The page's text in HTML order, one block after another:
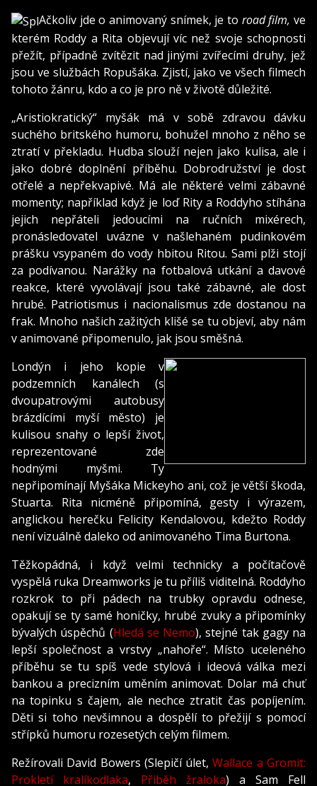
Ačkoliv jde o animovaný snímek, je to road film, ve
kterém Roddy a Rita objevují víc než svoje schopnosti
přežít, případně zvítězit nad jinými zvířecími druhy, jež
jsou ve službách Ropušáka. Zjistí, jako ve všech filmech
tohoto žánru, kdo a co je pro ně v životě důležité.
„Aristiokratický“ myšák má v sobě zdravou dávku
suchého britského humoru, bohužel mnoho z něho se
ztratí v překladu. Hudba slouží nejen jako kulisa, ale i
jako dobré doplnění příběhu. Dobrodružství je dost
otřelé a nepřekvapivé. Má ale některé velmi zábavné
momenty; například když je loď Rity a Roddyho stíhána
jejich nepřáteli jedoucími na ručních mixérech,
pronásledovatel uvázne v našlehaném pudinkovém
prášku vsypaném do vody hbitou Ritou. Sami plži stojí
za podívanou. Narážky na fotbalová utkání a davové
reakce, které vyvolávají jsou také zábavné, ale dost
hrubé. Patriotismus i nacionalismus zde dostanou na
frak. Mnoho našich zažitých klišé se tu objeví, aby nám
v animované připomenulo, jak jsou směšná.
Londýn i jeho kopie v
podzemních kanálech (s
dvoupatrovými autobusy
brázdícími myší město) je
kulisou snahy o lepší život,
reprezentované zde
hodnými myšmi. Ty
nepřipomínají Myšáka Mickeyho ani, což je větší škoda,
Stuarta. Rita nicméně připomíná, gesty i výrazem,
anglickou herečku Felicity Kendalovou, kdežto Roddy
není vizuálně daleko od animovaného Tima Burtona.
Těžkopádná, i když velmi technicky a počítačově
vyspělá ruka Dreamworks je tu příliš viditelná. Roddyho
rozkrok to při pádech na trubky opravdu odnese,
opakují se ty samé honičky, hrubé zvuky a připomínky
bývalých úspěchů (Hledá se Nemo), stejné tak gagy na
lepší společnost a vrstvy „nahoře“. Místo uceleného
příběhu se tu spíš vede stylová i ideová válka mezi
bankou a precizním uměním animovat. Dolar má chuť
na topinku s čajem, ale nechce ztratit čas popíjením.
Děti si toho nevšimnou a dospělí to přežijí s pomocí
střípků humoru rozesetých celým filmem.
Režírovali David Bowers (Slepičí úlet,Wallace a Gromit:
Prokletí kralíkodlaka, Přiběh žraloka) a Sam Fell